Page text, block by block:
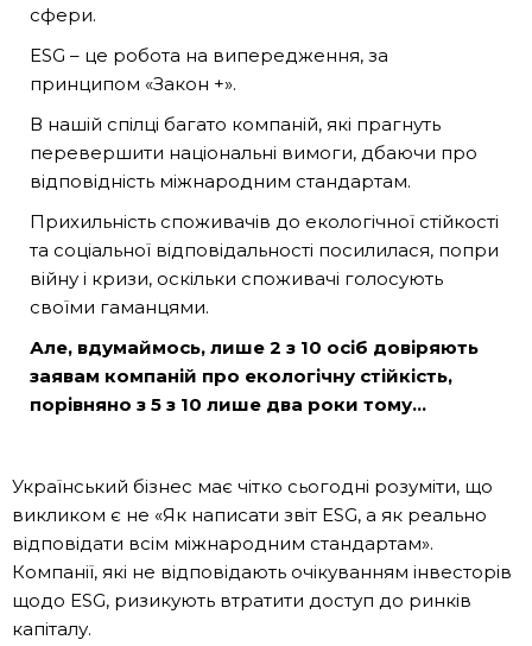
сфери.
ESG – це робота на випередження, за
принципом «Закон +».
В нашій спілці багато компаній, які прагнуть
перевершити національні вимоги, дбаючи про
відповідність міжнародним стандартам.
Прихильність споживачів до екологічної стійкості
та соціальної відповідальності посилилася, попри
війну і кризи, оскільки споживачі голосують
своїми гаманцями.
Але, вдумаймось, лише 2 з 10 осіб довіряють
заявам компаній про екологічну стійкість,
порівняно з 5 з 10 лише два роки тому…
Український бізнес має чітко сьогодні розуміти, що
викликом є не «Як написати звіт ESG, а як реально
відповідати всім міжнародним стандартам».
Компанії, які не відповідають очікуванням інвесторів
щодо ESG, ризикують втратити доступ до ринків
капіталу.